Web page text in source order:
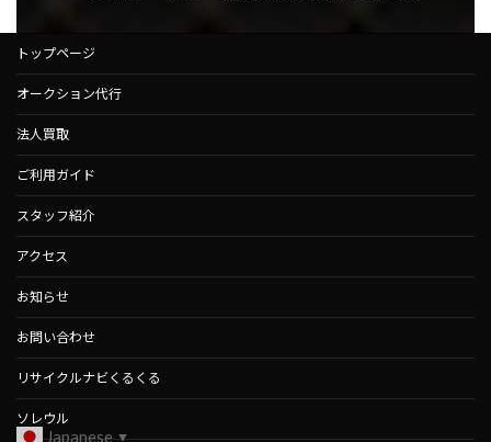
トップページ
オークション代行
法人買取
ご利用ガイド
スタッフ紹介
アクセス
お知らせ
お問い合わせ
リサイクルナビくるくる
ソレウル
Japanese ▼